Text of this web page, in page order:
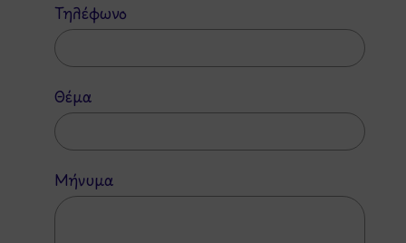
Τηλέφωνο
Θέμα
Μήνυμα